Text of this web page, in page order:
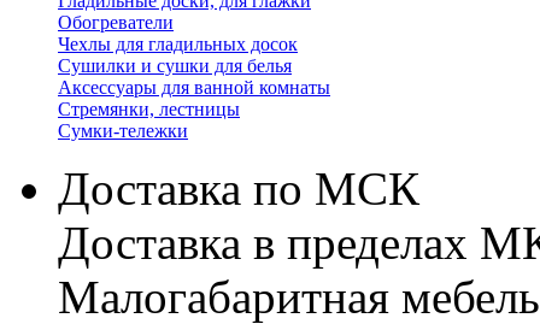
Обогреватели
Чехлы для гладильных досок
Сушилки и сушки для белья
Аксессуары для ванной комнаты
Стремянки, лестницы
Сумки-тележки
Доставка по МСК
Доставка в пределах
Малогабаритная